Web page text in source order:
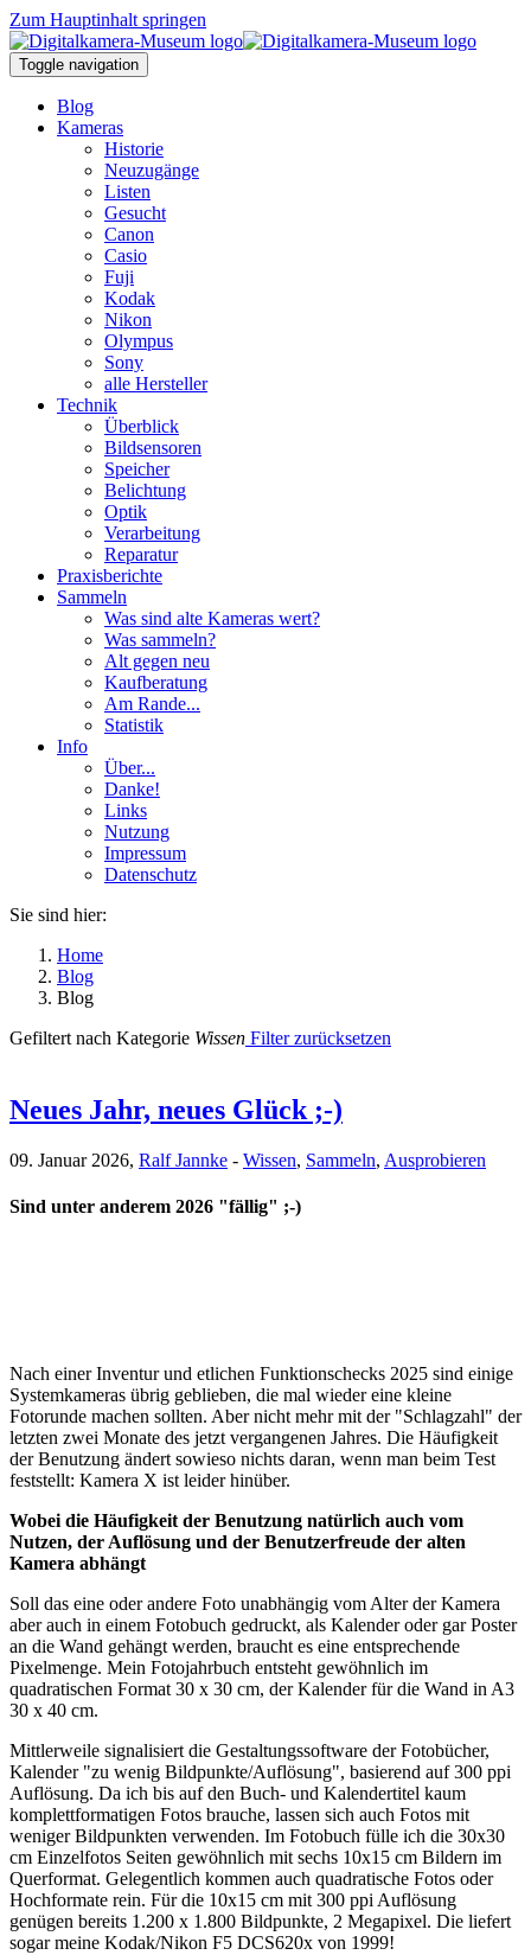
Zum Hauptinhalt springen
Toggle navigation
Blog
Kameras
Historie
Neuzugänge
Listen
Gesucht
Canon
Casio
Fuji
Kodak
Nikon
Olympus
Sony
alle Hersteller
Technik
Überblick
Bildsensoren
Speicher
Belichtung
Optik
Verarbeitung
Reparatur
Praxisberichte
Sammeln
Was sind alte Kameras wert?
Was sammeln?
Alt gegen neu
Kaufberatung
Am Rande...
Statistik
Info
Über...
Danke!
Links
Nutzung
Impressum
Datenschutz
Sie sind hier:
Home
Blog
Blog
Gefiltert nach Kategorie Wissen Filter zurücksetzen
Neues Jahr, neues Glück ;-)
09. Januar 2026, Ralf Jannke - Wissen, Sammeln, Ausprobieren
Sind unter anderem 2026 "fällig" ;-)
Nach einer Inventur und etlichen Funktionschecks 2025 sind einige
Systemkameras übrig geblieben, die mal wieder eine kleine
Fotorunde machen sollten. Aber nicht mehr mit der "Schlagzahl" der
letzten zwei Monate des jetzt vergangenen Jahres. Die Häufigkeit
der Benutzung ändert sowieso nichts daran, wenn man beim Test
feststellt: Kamera X ist leider hinüber.
Wobei die Häufigkeit der Benutzung natürlich auch vom
Nutzen, der Auflösung und der Benutzerfreude der alten
Kamera abhängt
Soll das eine oder andere Foto unabhängig vom Alter der Kamera
aber auch in einem Fotobuch gedruckt, als Kalender oder gar Poster
an die Wand gehängt werden, braucht es eine entsprechende
Pixelmenge. Mein Fotojahrbuch entsteht gewöhnlich im
quadratischen Format 30 x 30 cm, der Kalender für die Wand in A3
30 x 40 cm.
Mittlerweile signalisiert die Gestaltungssoftware der Fotobücher,
Kalender "zu wenig Bildpunkte/Auflösung", basierend auf 300 ppi
Auflösung. Da ich bis auf den Buch- und Kalendertitel kaum
komplettformatigen Fotos brauche, lassen sich auch Fotos mit
weniger Bildpunkten verwenden. Im Fotobuch fülle ich die 30x30
cm Einzelfotos Seiten gewöhnlich mit sechs 10x15 cm Bildern im
Querformat. Gelegentlich kommen auch quadratische Fotos oder
Hochformate rein. Für die 10x15 cm mit 300 ppi Auflösung
genügen bereits 1.200 x 1.800 Bildpunkte, 2 Megapixel. Die liefert
sogar meine Kodak/Nikon F5 DCS620x von 1999!